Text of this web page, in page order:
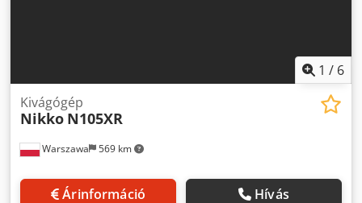
1 / 6
Warszawa 569 km
Kivágógép
Nikko N105XR
Árinformáció Hívás